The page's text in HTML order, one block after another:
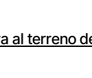
al terreno